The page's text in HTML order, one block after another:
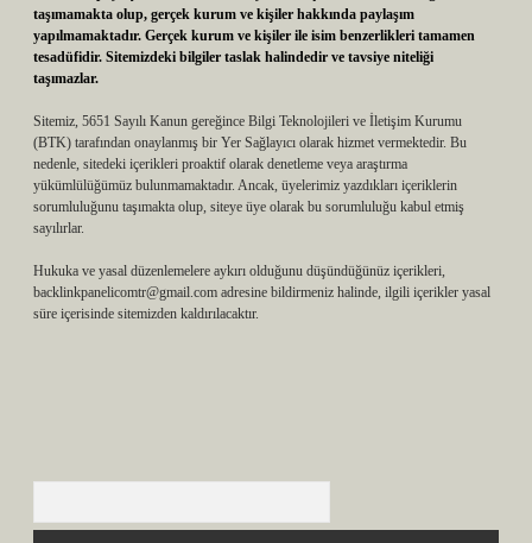
taşımamakta olup, gerçek kurum ve kişiler hakkında paylaşım
yapılmamaktadır. Gerçek kurum ve kişiler ile isim benzerlikleri tamamen
tesadüfidir. Sitemizdeki bilgiler taslak halindedir ve tavsiye niteliği
taşımazlar.
Sitemiz, 5651 Sayılı Kanun gereğince Bilgi Teknolojileri ve İletişim Kurumu
(BTK) tarafından onaylanmış bir Yer Sağlayıcı olarak hizmet vermektedir. Bu
nedenle, sitedeki içerikleri proaktif olarak denetleme veya araştırma
yükümlülüğümüz bulunmamaktadır. Ancak, üyelerimiz yazdıkları içeriklerin
sorumluluğunu taşımakta olup, siteye üye olarak bu sorumluluğu kabul etmiş
sayılırlar.
Hukuka ve yasal düzenlemelere aykırı olduğunu düşündüğünüz içerikleri,
backlinkpanelicomtr@gmail.com adresine bildirmeniz halinde, ilgili içerikler yasal
süre içerisinde sitemizden kaldırılacaktır.